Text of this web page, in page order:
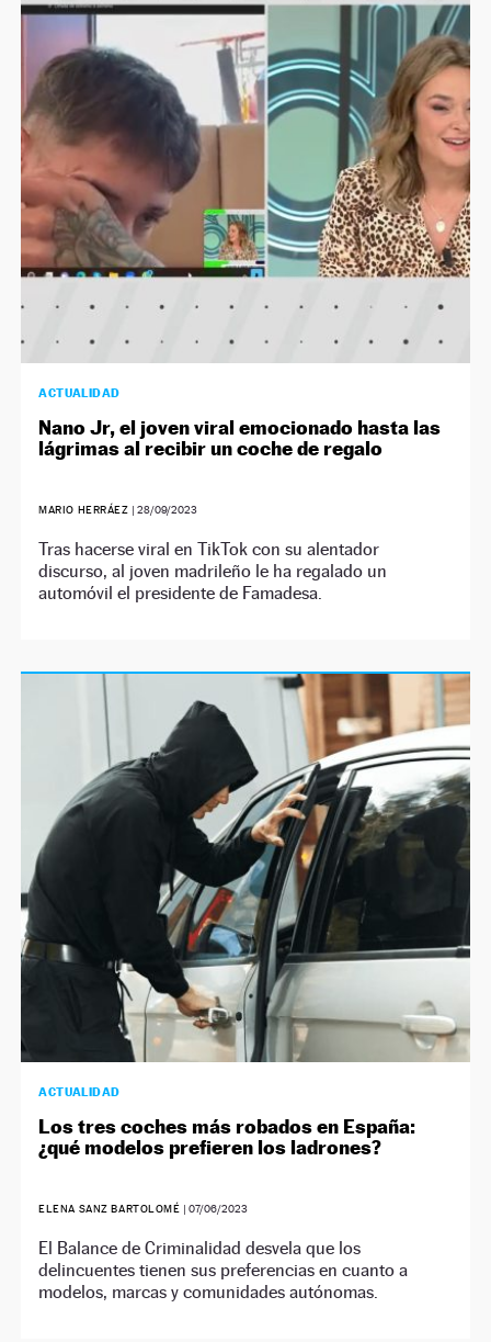
ACTUALIDAD
Nano Jr, el joven viral emocionado hasta las
lágrimas al recibir un coche de regalo
MARIO HERRÁEZ | 28/09/2023
Tras hacerse viral en TikTok con su alentador
discurso, al joven madrileño le ha regalado un
automóvil el presidente de Famadesa.
ACTUALIDAD
Los tres coches más robados en España:
¿qué modelos prefieren los ladrones?
ELENA SANZ BARTOLOMÉ | 07/06/2023
El Balance de Criminalidad desvela que los
delincuentes tienen sus preferencias en cuanto a
modelos, marcas y comunidades autónomas.